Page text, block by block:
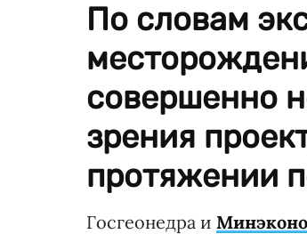
По словам
совершенно
зрения
протяжении
Госгеонедра и